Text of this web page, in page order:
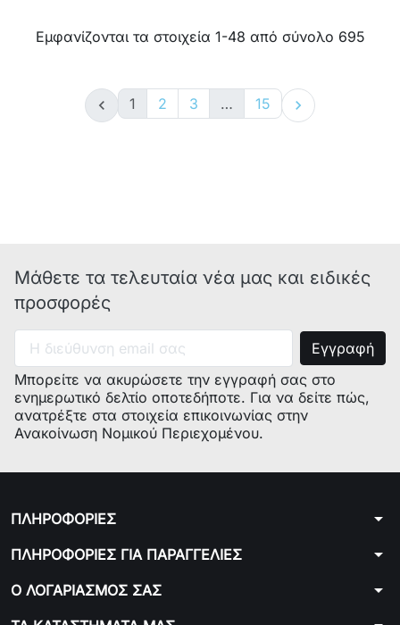
Εμφανίζονται τα στοιχεία 1-48 από σύνολο 695
 1 2 3 … 15 
Μάθετε τα τελευταία νέα μας και ειδικές
προσφορές
Μπορείτε να ακυρώσετε την εγγραφή σας στο
ενημερωτικό δελτίο οποτεδήποτε. Για να δείτε πώς,
ανατρέξτε στα στοιχεία επικοινωνίας στην
Ανακοίνωση Νομικού Περιεχομένου.
ΠΛΗΡΟΦΟΡΙΕΣ arrow_drop_down
ΠΛΗΡΟΦΟΡΙΕΣ ΓΙΑ ΠΑΡΑΓΓΕΛΙΕΣ arrow_drop_down
Ο ΛΟΓΑΡΙΑΣΜΟΣ ΣΑΣ arrow_drop_down